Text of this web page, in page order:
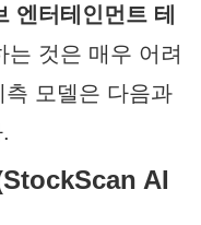
엔터테인먼트 테
는 것은 매우 어려
모델은 다음과
AI